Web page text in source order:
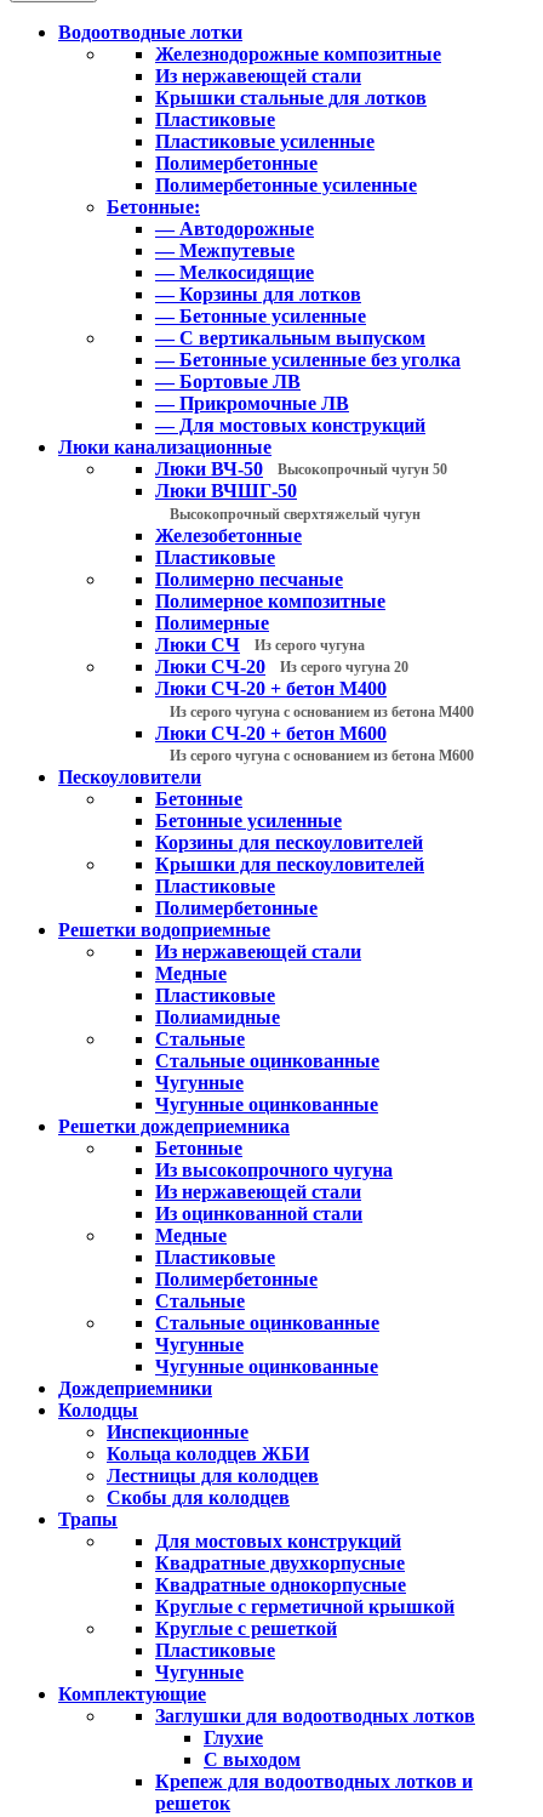
Водоотводные лотки
Железнодорожные композитные
Из нержавеющей стали
Крышки стальные для лотков
Пластиковые
Пластиковые усиленные
Полимербетонные
Полимербетонные усиленные
Бетонные:
— Автодорожные
— Межпутевые
— Мелкосидящие
— Корзины для лотков
— Бетонные усиленные
— С вертикальным выпуском
— Бетонные усиленные без уголка
— Бортовые ЛВ
— Прикромочные ЛВ
— Для мостовых конструкций
Люки канализационные
Люки ВЧ-50
Высокопрочный чугун 50
Люки ВЧШГ-50
Высокопрочный сверхтяжелый чугун
Железобетонные
Пластиковые
Полимерно песчаные
Полимерное композитные
Полимерные
Люки СЧ
Из серого чугуна
Люки СЧ-20 Из серого чугуна 20
Люки СЧ-20 + бетон М400
Из серого чугуна с основанием из бетона М400
Люки СЧ-20 + бетон М600
Из серого чугуна с основанием из бетона М600
Пескоуловители
Бетонные
Бетонные усиленные
Корзины для пескоуловителей
Крышки для пескоуловителей
Пластиковые
Полимербетонные
Решетки водоприемные
Из нержавеющей стали
Медные
Пластиковые
Полиамидные
Стальные
Стальные оцинкованные
Чугунные
Чугунные оцинкованные
Решетки дождеприемника
Бетонные
Из высокопрочного чугуна
Из нержавеющей стали
Из оцинкованной стали
Медные
Пластиковые
Полимербетонные
Стальные
Стальные оцинкованные
Чугунные
Чугунные оцинкованные
Дождеприемники
Колодцы
Инспекционные
Кольца колодцев ЖБИ
Лестницы для колодцев
Скобы для колодцев
Трапы
Для мостовых конструкций
Квадратные двухкорпусные
Квадратные однокорпусные
Круглые с герметичной крышкой
Круглые с решеткой
Пластиковые
Чугунные
Комплектующие
Заглушки для водоотводных лотков
Глухие
С выходом
Крепеж для водоотводных лотков и
решеток